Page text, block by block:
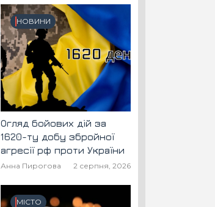
НОВИНИ
Огляд бойових дій за
1620-ту добу збройної
агресії рф проти України
Анна Пирогова 2 серпня, 2026
МІСТО